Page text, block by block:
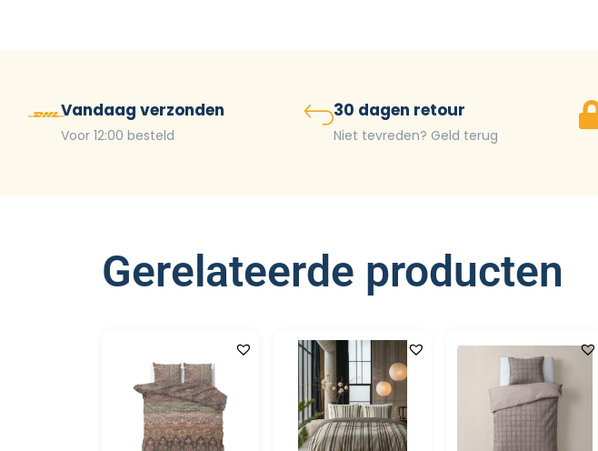
Vandaag verzonden
Voor 12:00 besteld
30 dagen retour
Niet tevreden? Geld terug
Gerelateerde producten